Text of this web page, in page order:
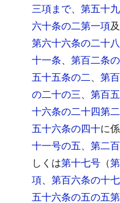
三項まで、 第五十
六十条の二第一項
第六十六条の二十八
十一条、 第百二条
五十五条の二、 第
の二十の三、 第百
十六条の二十四第
五十六条の四十に
十一号の五、 第二
しくは第十七号 （
項、 第百六条の十
五十六条の五の五